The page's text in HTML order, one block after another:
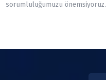
sorumluluğumuzu önemsiyoruz.